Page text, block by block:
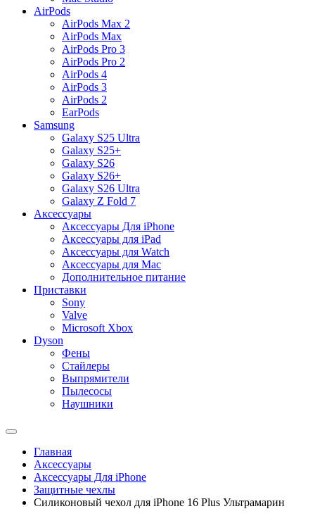
AirPods
AirPods Max 2
AirPods Max
AirPods Pro 3
AirPods Pro 2
AirPods 4
AirPods 3
AirPods 2
EarPods
Samsung
Galaxy S25 Ultra
Galaxy S25+
Galaxy S26
Galaxy S26+
Galaxy S26 Ultra
Galaxy Z Fold 7
Аксессуары
Аксессуары Для iPhone
Аксессуары для iPad
Аксессуары для Watch
Аксессуары для Mac
Дополнительное питание
Приставки
Sony
Valve
Microsoft Xbox
Dyson
Фены
Стайлеры
Выпрямители
Пылесосы
Наушники
Главная
Аксессуары
Аксессуары Для iPhone
Защитные чехлы
Силиконовый чехол для iPhone 16 Plus Ультрамарин